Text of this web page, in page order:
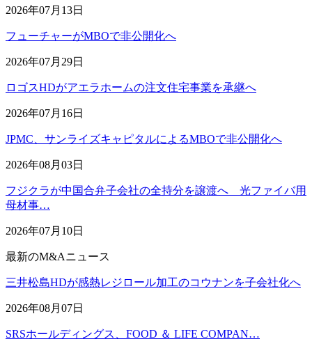
2026年07月13日
フューチャーがMBOで非公開化へ
2026年07月29日
ロゴスHDがアエラホームの注文住宅事業を承継へ
2026年07月16日
JPMC、サンライズキャピタルによるMBOで非公開化へ
2026年08月03日
フジクラが中国合弁子会社の全持分を譲渡へ 光ファイバ用
母材事…
2026年07月10日
最新のM&Aニュース
三井松島HDが感熱レジロール加工のコウナンを子会社化へ
2026年08月07日
SRSホールディングス、FOOD ＆ LIFE COMPAN…